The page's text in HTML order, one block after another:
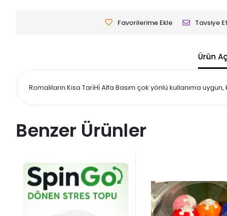
Favorilerime Ekle Tavsiye Et
Ürün
Romalilarin Kisa Tari̇Hi̇ Alfa Basım çok yönlü kullanıma
Benzer Ürünler